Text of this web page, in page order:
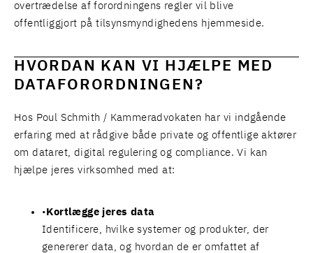
overtrædelse af forordningens regler vil blive
offentliggjort på tilsynsmyndighedens hjemmeside.
HVORDAN KAN VI HJÆLPE MED
DATAFORORDNINGEN?
Hos Poul Schmith / Kammeradvokaten har vi indgående
erfaring med at rådgive både private og offentlige aktører
om dataret, digital regulering og compliance. Vi kan
hjælpe jeres virksomhed med at:
Kortlægge jeres data
Identificere, hvilke systemer og produkter, der
genererer data, og hvordan de er omfattet af